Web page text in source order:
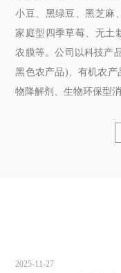
小豆、黑绿豆、黑芝麻
家庭型四季草莓、无土
农膜等。公司以科技产
黑色农产品)、有机农产
物降解剂、生物环保型
2025-11-27